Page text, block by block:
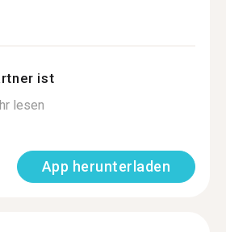
ist
lesen
App herunterladen